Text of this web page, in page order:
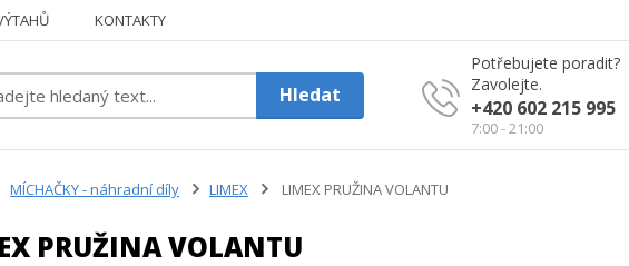
KONTAKTY
Hledat
Potřebujete poradit?
Zavolejte.
+420 602 215 995
7:00 - 21:00
MÍCHAČKY - náhradní díly LIMEX LIMEX PRUŽINA VOLANTU
PRUŽINA VOLANTU